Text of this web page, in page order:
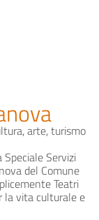
arte, turismo
Servizi
del Comune
Teatri
la vita culturale e